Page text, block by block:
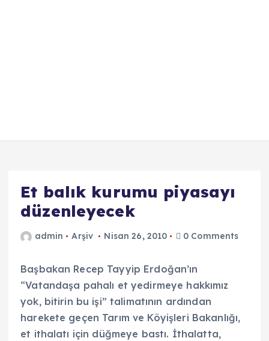
Et balık kurumu piyasayı
düzenleyecek
admin Arşiv Nisan 26, 2010 0 Comments
Başbakan Recep Tayyip Erdoğan’ın
“Vatandaşa pahalı et yedirmeye hakkımız
yok, bitirin bu işi” talimatının ardından
harekete geçen Tarım ve Köyişleri Bakanlığı,
et ithalatı için düğmeye bastı. İthalatta,